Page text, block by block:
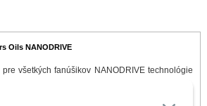
Oils NANODRIVE
všetkých fanúšikov NANODRIVE technológie